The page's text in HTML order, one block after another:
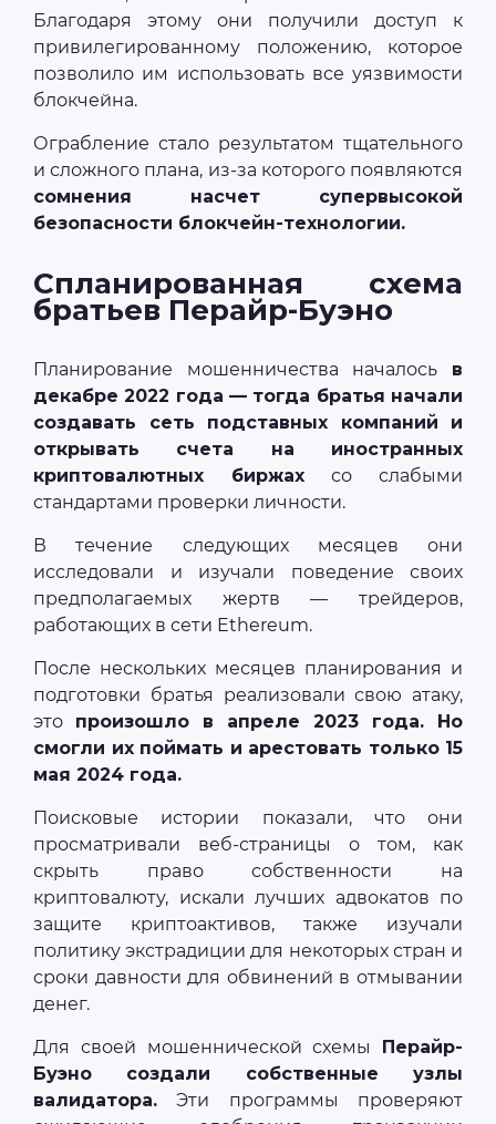
Благодаря этому они получили доступ к
привилегированному положению, которое
позволило им использовать все уязвимости
блокчейна.
Ограбление стало результатом тщательного
и сложного плана, из-за которого появляются
сомнения насчет супервысокой
безопасности блокчейн-технологии.
Спланированная схема
братьев Перайр-Буэно
Планирование мошенничества началось в
декабре 2022 года — тогда братья начали
создавать сеть подставных компаний и
открывать счета на иностранных
криптовалютных биржах со слабыми
стандартами проверки личности.
В течение следующих месяцев они
исследовали и изучали поведение своих
предполагаемых жертв — трейдеров,
работающих в сети Ethereum.
После нескольких месяцев планирования и
подготовки братья реализовали свою атаку,
это произошло в апреле 2023 года. Но
смогли их поймать и арестовать только 15
мая 2024 года.
Поисковые истории показали, что они
просматривали веб-страницы о том, как
скрыть право собственности на
криптовалюту, искали лучших адвокатов по
защите криптоактивов, также изучали
политику экстрадиции для некоторых стран и
сроки давности для обвинений в отмывании
денег.
Для своей мошеннической схемы
Перайр-
Буэно создали собственные узлы
валидатора. Эти программы проверяют